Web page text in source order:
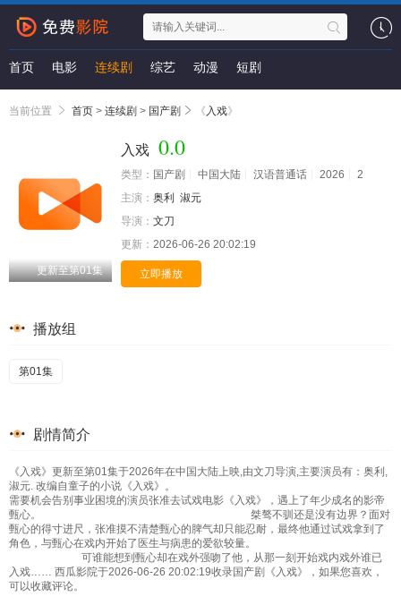
首页 电影 连续剧 综艺 动漫 短剧
当前位置 首页 > 连续剧 > 国产剧 《 入戏》
更新至第01集
入戏 0.0
类型： 国产剧 中国大陆 汉语普通话 2026
2
主演： 奥利
淑元
导演： 文刀
更新： 2026-06-26 20:02:19
立即播放
播放组
第01集
剧情简介
《入戏》更新至第01集于2026年在中国大陆上映,由文刀导演,主要演员有：奥利,
淑元. 改编自童子的小说《入戏》。
需要机会告别事业困境的演员张准去试戏电影《入戏》，遇上了年少成名的影帝
甄心。 桀骜不驯还是没有边界？面对
甄心的得寸进尺，张准摸不清楚甄心的脾气却只能忍耐，最终他通过试戏拿到了
角色，与甄心在戏内开始了医生与病患的爱欲较量。
可谁能想到甄心却在戏外强吻了他，从那一刻开始戏内戏外谁已
入戏…… 西瓜影院于2026-06-26 20:02:19收录国产剧《入戏》，如果您喜欢，
可以收藏评论。